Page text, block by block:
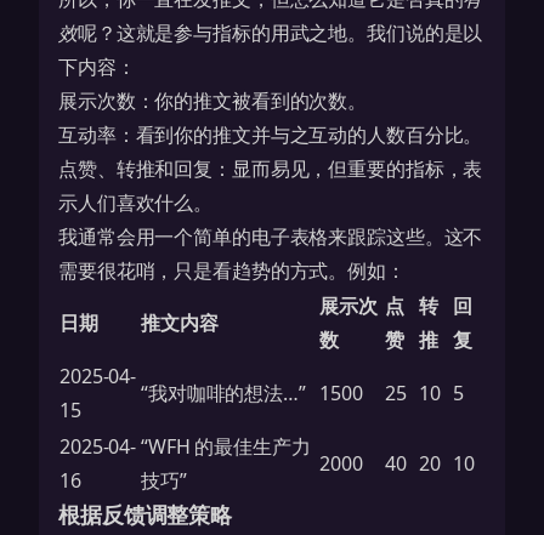
效呢？这就是参与指标的用武之地。我们说的是以
下内容：
展示次数：你的推文被看到的次数。
互动率：看到你的推文并与之互动的人数百分比。
点赞、转推和回复：显而易见，但重要的指标，表
示人们喜欢什么。
我通常会用一个简单的电子表格来跟踪这些。这不
需要很花哨，只是看趋势的方式。例如：
日期
推文内容
展示次
数
点
赞
转
推
回
复
2025-04-
15
“我对咖啡的想法…” 1500 25 10 5
2025-04-
16
“WFH 的最佳生产力
技巧”
2000 40 20 10
根据反馈调整策略